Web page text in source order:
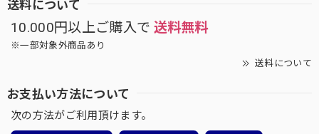
送料について
10.000円以上ご購入で 送料無料
※一部対象外商品あり
送料について
お支払い方法について
次の方法がご利用頂けます。